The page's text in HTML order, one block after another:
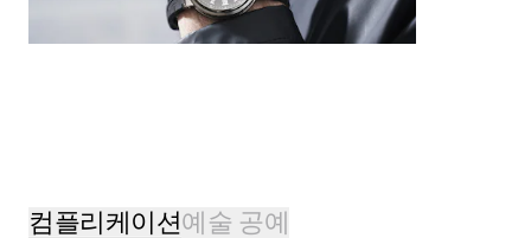
컴플리케이션예술 공예